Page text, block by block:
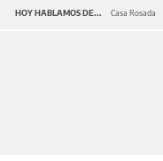
HOY HABLAMOS DE... Casa Rosada